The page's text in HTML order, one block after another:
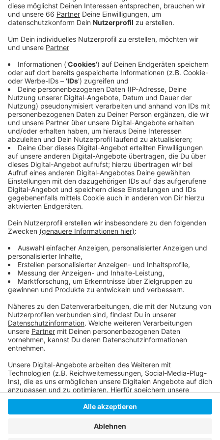
Frauen und Männer offiziell ohne Job. Der Anstieg ist
fällt in diesem Jahr aber stärker aus als sonst. Die
schwächelnde Konjunktur mache sich auch auf dem
Arbeitsmarkt bemerkbar. Die Quote in Düsseldorf liegt
im Juli erstmals wieder über sieben-, nämlich bei 7,1%.
- Heute startet bei uns auch das neue Ausbildungsjahr:
Über 2.000 junge Menschen haben bereits einen Azubi-
Platz. Tausend weitere suchen noch. Insgesamt gibt
es in Düsseldorf aber mehr Ausbildungsplätze als
Bewerber. Am Donnerstag findet außerdem eine
weitere Azubi-Börse statt.
Anzeige
JUMPSTART - Ausbildungsbörse am Donnerstag,
Berufsberatung der Arbeitsagentur:
ANTENNE - Job- und Ausbildungsportal:
Anzeige